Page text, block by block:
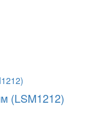
(LSM1212)